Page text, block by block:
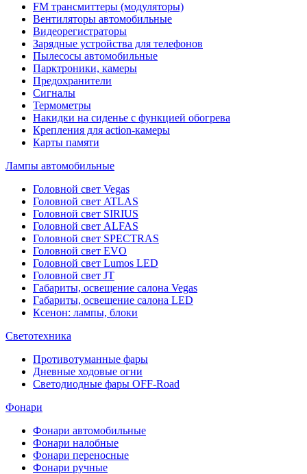
FM трансмиттеры (модуляторы)
Вентиляторы автомобильные
Видеорегистраторы
Зарядные устройства для телефонов
Пылесосы автомобильные
Парктроники, камеры
Предохранители
Сигналы
Термометры
Накидки на сиденье с функцией обогрева
Крепления для action-камеры
Карты памяти
Лампы автомобильные
Головной свет Vegas
Головной свет ATLAS
Головной свет SIRIUS
Головной свет ALFAS
Головной свет SPECTRAS
Головной свет EVO
Головной свет Lumos LED
Головной свет JT
Габариты, освещение салона Vegas
Габариты, освещение салона LED
Ксенон: лампы, блоки
Светотехника
Противотуманные фары
Дневные ходовые огни
Светодиодные фары OFF-Road
Фонари
Фонари автомобильные
Фонари налобные
Фонари переносные
Фонари ручные